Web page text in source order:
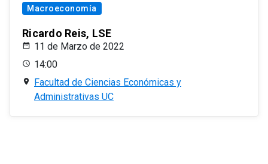
Macroeconomía
Ricardo Reis, LSE
11 de Marzo de 2022
14:00
Facultad de Ciencias Económicas y
Administrativas UC